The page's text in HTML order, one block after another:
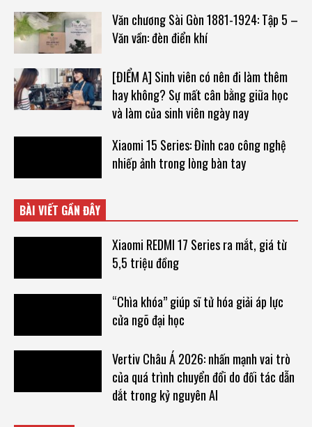
Văn chương Sài Gòn 1881-1924: Tập 5 –
Văn vần: đèn điển khí
[ĐIỂM A] Sinh viên có nên đi làm thêm
hay không? Sự mất cân bằng giữa học
và làm của sinh viên ngày nay
Xiaomi 15 Series: Đỉnh cao công nghệ
nhiếp ảnh trong lòng bàn tay
BÀI VIẾT GẦN ĐÂY
Xiaomi REDMI 17 Series ra mắt, giá từ
5,5 triệu đồng
“Chìa khóa” giúp sĩ tử hóa giải áp lực
cửa ngõ đại học
Vertiv Châu Á 2026: nhấn mạnh vai trò
của quá trình chuyển đổi do đối tác dẫn
dắt trong kỷ nguyên AI